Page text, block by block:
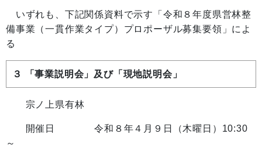
いずれも、下記関係資料で示す「令和８年度県営林整
備事業（一貫作業タイプ）プロポーザル募集要領」によ
る
３ 「事業説明会」及び「現地説明会」
宗ノ上県有林
開催日 令和８年４月９日（木曜日）10:30
～